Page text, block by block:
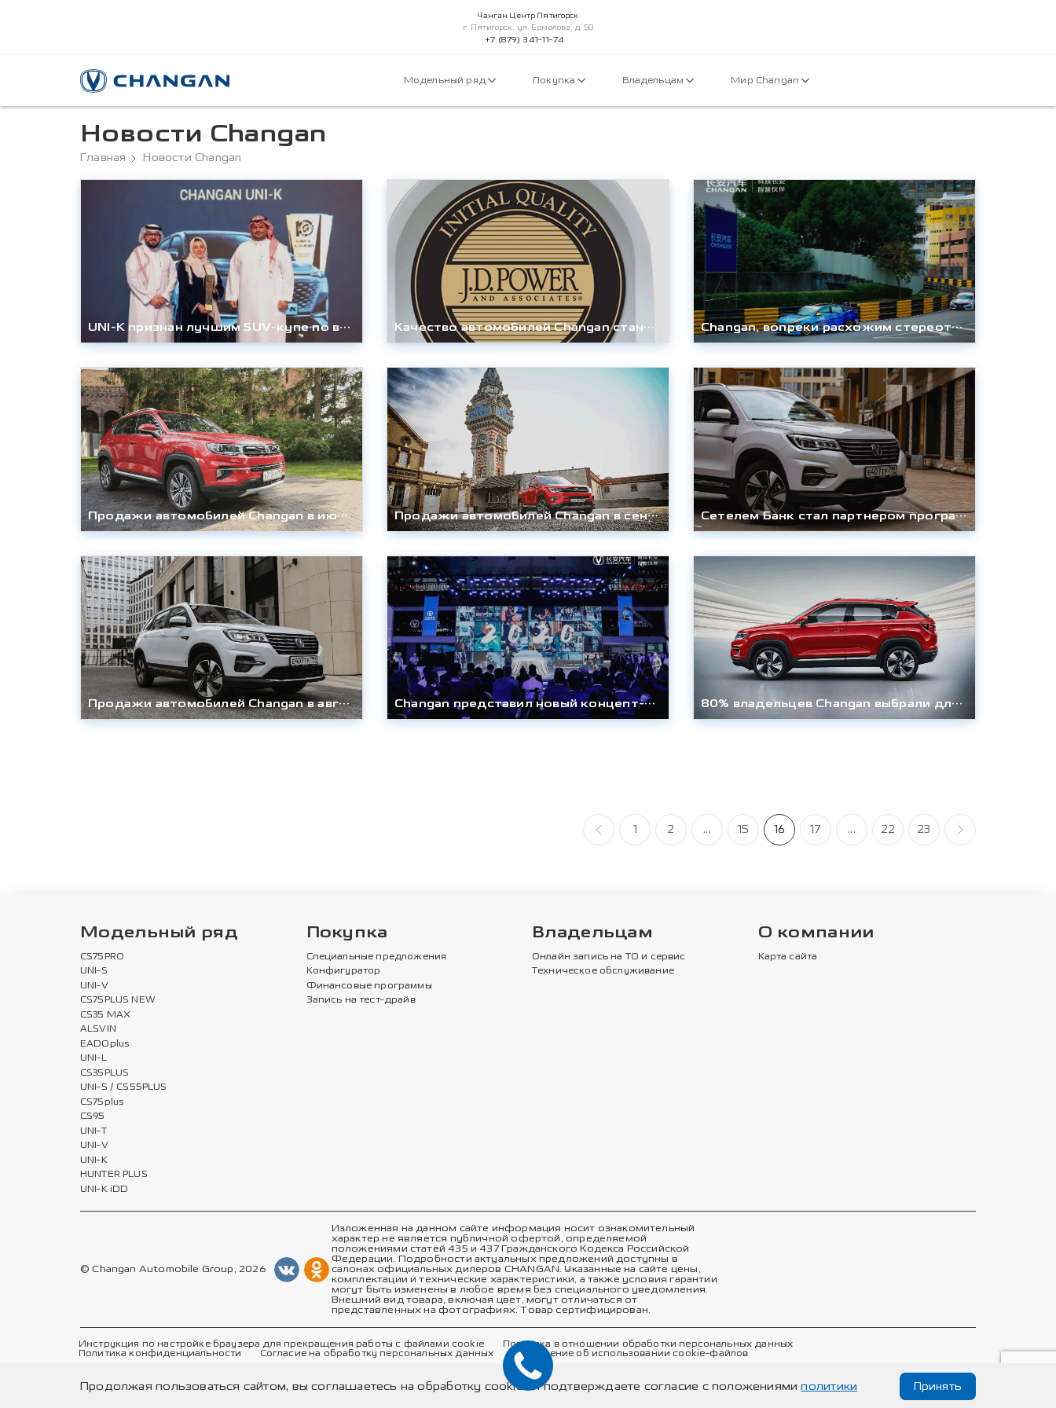
Чанган Центр Пятигорск
г. Пятигорск, ул. Ермолова, д. 50
+7 (879) 341-11-74
Модельный ряд Покупка Владельцам Мир Changan
Новости Changan
Главная Новости Changan
UNI-K признан лучшим SUV-купе по версии National Auto Award Качество автомобилей Changan становится «эталоном» среди автомобильных брендов Китая второй год подряд. (IQS 2022 ). Changan, вопреки расхожим стереотипам, устанавливает на свои модели двигатели собственной разработки
Продажи автомобилей Changan в июле 2020 года выросли в 4 раза Продажи автомобилей Changan в сентябре 2020 года выросли в 3,3 раза Сетелем Банк стал партнером программы CHANGAN FINANCE
Продажи автомобилей Changan в августе 2020 года выросли в 3,8 раза Changan представил новый концепт-кар Vision-V на Международном автосалоне в Пекине — 2020 80% владельцев Changan выбрали для себя автомобили марки за современный дизайн и комфорт
1 2 ... 15 16 17 ... 22 23
Модельный ряд
CS75PRO
UNI-S
UNI-V
CS75PLUS NEW
CS35 MAX
ALSVIN
EADOplus
UNI-L
CS35PLUS
UNI-S / CS55PLUS
CS75plus
CS95
UNI-T
UNI-V
UNI-K
HUNTER PLUS
UNI-K iDD
Покупка
Специальные предложения
Конфигуратор
Финансовые программы
Запись на тест-драйв
Владельцам
Онлайн запись на ТО и сервис
Техническое обслуживание
О компании
Карта сайта
© Changan Automobile Group, 2026
Изложенная на данном сайте информация носит ознакомительный
характер не является публичной офертой, определяемой
положениями статей 435 и 437 Гражданского Кодекса Российской
Федерации. Подробности актуальных предложений доступны в
салонах официальных дилеров CHANGAN. Указанные на сайте цены,
комплектации и технические характеристики, а также условия гарантии
могут быть изменены в любое время без специального уведомления.
Внешний вид товара, включая цвет, могут отличаться от
представленных на фотографиях. Товар сертифицирован.
Инструкция по настройке браузера для прекращения работы с файлами cookie
Политика в отношении обработки персональных данных
Политика конфиденциальности
Согласие на обработку персональных данных Соглашение об использовании cookie-файлов
Продолжая пользоваться сайтом, вы соглашаетесь на обработку cookies и подтверждаете согласие с положениямиполитики Принять